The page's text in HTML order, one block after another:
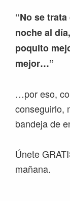
“No se
noche al
poquito
mejor…”
…por eso,
conseguirlo,
bandeja de
Únete
mañana.